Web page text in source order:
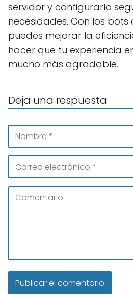
servidor y configurarlo
necesidades. Con los
puedes mejorar la
hacer que tu experiencia
mucho más agradable.
Deja una respuesta